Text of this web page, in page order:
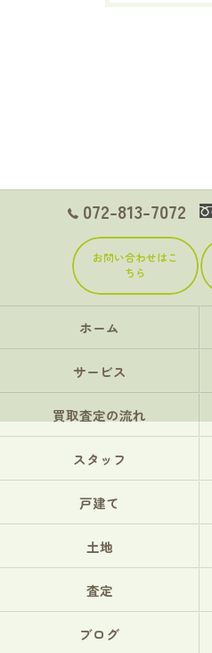
072-813-7072
お問い合わせはこ
ちら
ホーム
サービス
買取査定の流れ
スタッフ
戸建て
土地
査定
ブログ